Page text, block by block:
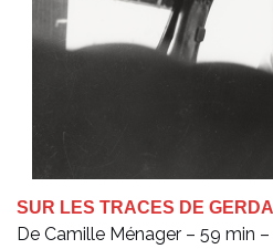
SUR LES TRACES DE
De Camille Ménager – 59 min